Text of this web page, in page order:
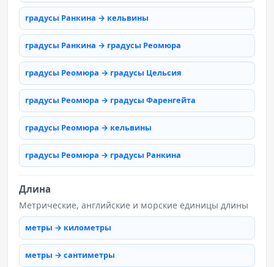
градусы Ранкина → кельвины
градусы Ранкина → градусы Реомюра
градусы Реомюра → градусы Цельсия
градусы Реомюра → градусы Фаренгейта
градусы Реомюра → кельвины
градусы Реомюра → градусы Ранкина
Длина
Метрические, английские и морские единицы длины
метры → километры
метры → сантиметры